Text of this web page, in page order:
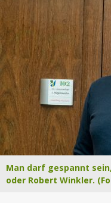
Man darf gespannt
oder Robert Winkler.